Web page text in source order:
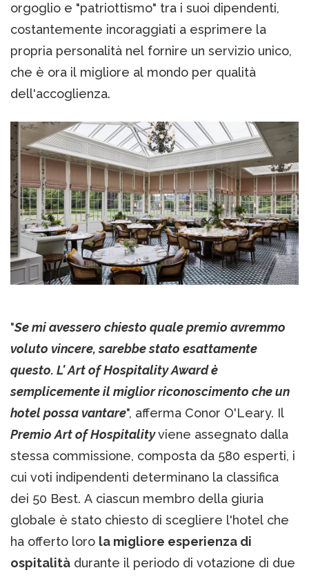
orgoglio e "patriottismo" tra i suoi dipendenti,
costantemente incoraggiati a esprimere la
propria personalità nel fornire un servizio unico,
che è ora il migliore al mondo per qualità
dell'accoglienza.
"Se mi avessero chiesto quale premio avremmo
voluto vincere, sarebbe stato esattamente
questo. L' Art of Hospitality Award è
semplicemente il miglior riconoscimento che un
hotel possa vantare", afferma Conor O'Leary. Il
Premio Art of Hospitalityviene assegnato dalla
stessa commissione, composta da 580 esperti, i
cui voti indipendenti determinano la classifica
dei 50 Best. A ciascun membro della giuria
globale è stato chiesto di scegliere l'hotel che
ha offerto loro la migliore esperienza di
ospitalità durante il periodo di votazione di due